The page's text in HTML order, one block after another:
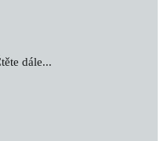
dále...